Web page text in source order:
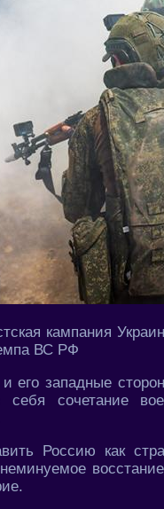
кампания
ВС РФ
его западные
сочетание
Россию как